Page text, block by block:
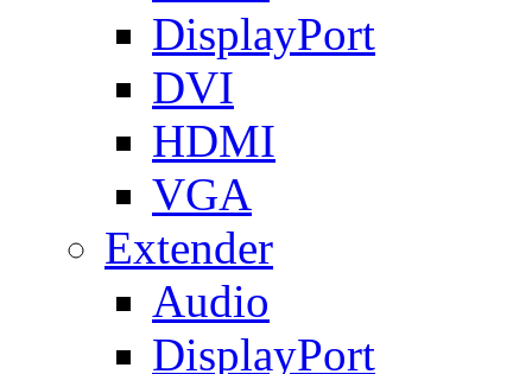
DisplayPort
DVI
HDMI
VGA
Extender
Audio
DisplayPort